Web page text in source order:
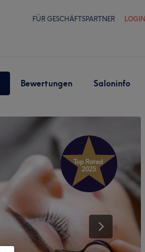
FÜR GESCHÄFTSPARTNER LOGIN
Bewertungen Saloninfo